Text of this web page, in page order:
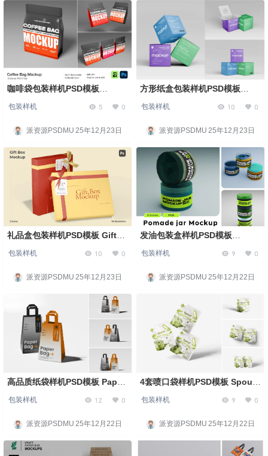
咖啡袋包装样机PSD模板
包装样机 5 0
派资源PSDMU 25年12月23日
方形纸盒包装样机PSD模板
Mockup
包装样机 10 0
派资源PSDMU 25年12月23日
礼品盒包装样机PSD模板 Gift
包装样机 10 0
派资源PSDMU 25年12月23日
发油包装盒样机PSD模板
包装样机 9 0
派资源PSDMU 25年12月22日
高品质纸袋样机PSD模板 Paper
包装样机 12 0
派资源PSDMU 25年12月22日
4套喷口袋样机PSD模板 Spout
包装样机 9 0
派资源PSDMU 25年12月22日